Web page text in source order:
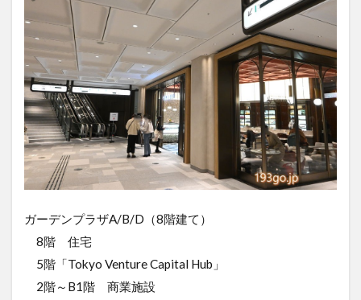
ガーデンプラザA/B/D（8階建て）
8階 住宅
5階「Tokyo Venture Capital Hub」
2階～B1階 商業施設